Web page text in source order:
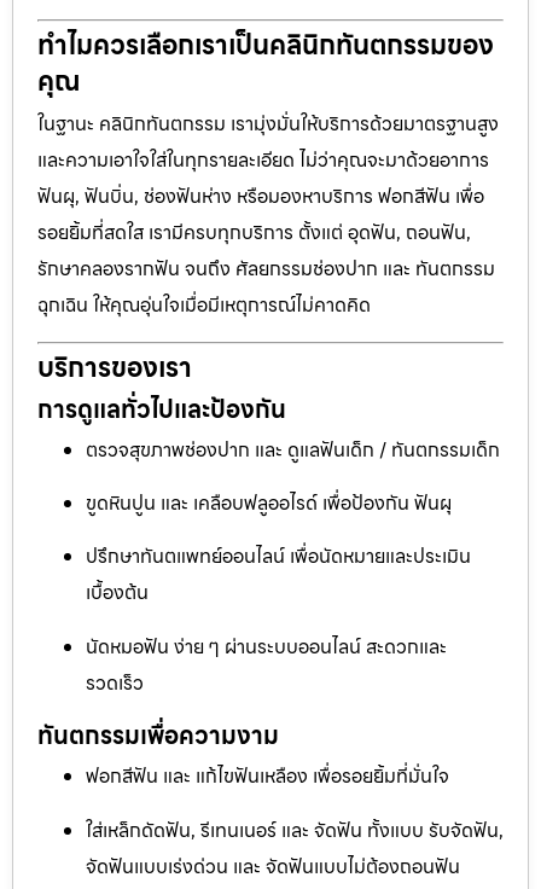
ทำไมควรเลือกเราเป็นคลินิกทันตกรรมของ
คุณ
ในฐานะ คลินิกทันตกรรม เรามุ่งมั่นให้บริการด้วยมาตรฐานสูง
และความเอาใจใส่ในทุกรายละเอียด ไม่ว่าคุณจะมาด้วยอาการ
ฟันผุ, ฟันบิ่น, ช่องฟันห่าง หรือมองหาบริการ ฟอกสีฟัน เพื่อ
รอยยิ้มที่สดใส เรามีครบทุกบริการ ตั้งแต่ อุดฟัน, ถอนฟัน,
รักษาคลองรากฟัน จนถึง ศัลยกรรมช่องปาก และ ทันตกรรม
ฉุกเฉิน ให้คุณอุ่นใจเมื่อมีเหตุการณ์ไม่คาดคิด
บริการของเรา
การดูแลทั่วไปและป้องกัน
ตรวจสุขภาพช่องปาก และ ดูแลฟันเด็ก / ทันตกรรมเด็ก
ขูดหินปูน และ เคลือบฟลูออไรด์ เพื่อป้องกัน ฟันผุ
ปรึกษาทันตแพทย์ออนไลน์ เพื่อนัดหมายและประเมิน
เบื้องต้น
นัดหมอฟัน ง่าย ๆ ผ่านระบบออนไลน์ สะดวกและ
รวดเร็ว
ทันตกรรมเพื่อความงาม
ฟอกสีฟัน และ แก้ไขฟันเหลือง เพื่อรอยยิ้มที่มั่นใจ
ใส่เหล็กดัดฟัน, รีเทนเนอร์ และ จัดฟัน ทั้งแบบ รับจัดฟัน,
จัดฟันแบบเร่งด่วน และ จัดฟันแบบไม่ต้องถอนฟัน